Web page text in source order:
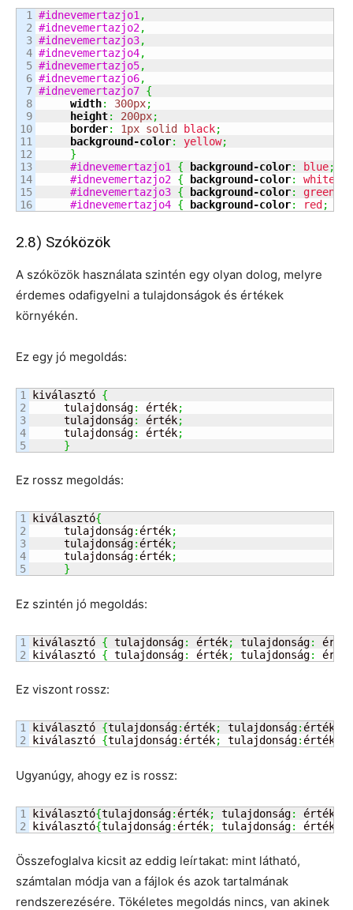
1
2
3
4
5
6
7
8
9
10
11
12
13
14
15
#idnevemertazjo1 ,
#idnevemertazjo2,
#idnevemertazjo3,
#idnevemertazjo4,
#idnevemertazjo5,
#idnevemertazjo6,
#idnevemertazjo7 {
width: 300px;
height: 200px;
border: 1px solid black;
background-color: yellow;
}
#idnevemertazjo1
{ background-color: blue;
#idnevemertazjo2 { background-color: white
#idnevemertazjo3 { background-color: green
#idnevemertazjo4 { background-color: red;
2.8) Szóközök
A szóközök használata szintén egy olyan dolog, melyre
érdemes odafigyelni a tulajdonságok és értékek
környékén.
Ez egy jó megoldás:
1
2
3
4
kiválasztó {
     tulajdonság
: érték;
     tulajdonság
: érték;
     tulajdonság
: érték;
}
Ez rossz megoldás:
1
2
3
4
kiválasztó{
     tulajdonság
: érték;
     tulajdonság
: érték;
     tulajdonság
: érték;
}
Ez szintén jó megoldás:
1
kiválasztó { tulajdonság: érték; tulajdonság:
érték
kiválasztó { tulajdonság: érték; tulajdonság: érték
Ez viszont rossz:
1
kiválasztó {tulajdonság: érték; tulajdonság: érték
kiválasztó {tulajdonság: érték; tulajdonság: érték
Ugyanúgy, ahogy ez is rossz:
1
kiválasztó{tulajdonság: érték; tulajdonság: érték
kiválasztó{tulajdonság: érték; tulajdonság: érték
Összefoglalva kicsit az eddig leírtakat: mint látható,
számtalan módja van a fájlok és azok tartalmának
rendszerezésére. Tökéletes megoldás nincs, van akinek